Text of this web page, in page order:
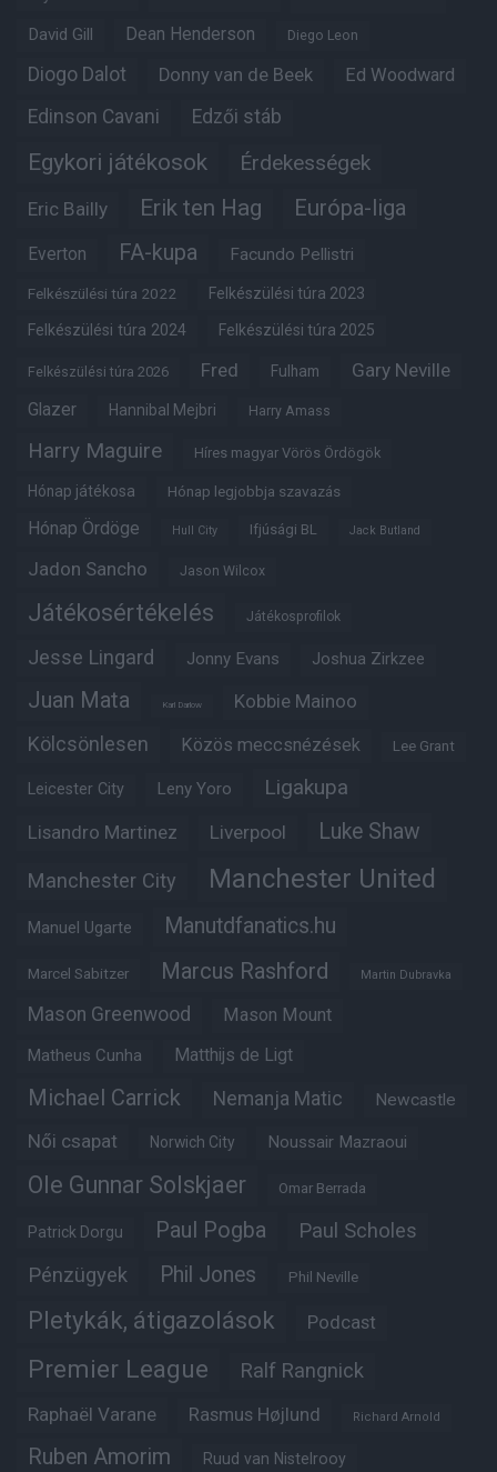
David Gill Dean Henderson Diego Leon
Diogo Dalot Donny van de Beek Ed Woodward
Edinson Cavani Edzői stáb
Egykori játékosok Érdekességek
Eric Bailly Erik ten Hag Európa-liga
Everton FA-kupa Facundo Pellistri
Felkészülési túra 2022 Felkészülési túra 2023
Felkészülési túra 2024 Felkészülési túra 2025
Felkészülési túra 2026 Fred Fulham Gary Neville
Glazer Hannibal Mejbri Harry Amass
Harry Maguire Híres magyar Vörös Ördögök
Hónap játékosa Hónap legjobbja szavazás
Hónap Ördöge Hull City Ifjúsági BL Jack Butland
Jadon Sancho Jason Wilcox
Játékosértékelés Játékosprofilok
Jesse Lingard Jonny Evans Joshua Zirkzee
Juan Mata Karl Darlow Kobbie Mainoo
Kölcsönlesen Közös meccsnézések Lee Grant
Leicester City Leny Yoro Ligakupa
Lisandro Martinez Liverpool Luke Shaw
Manchester City Manchester United
Manuel Ugarte Manutdfanatics.hu
Marcel Sabitzer Marcus Rashford Martin Dubravka
Mason Greenwood Mason Mount
Matheus Cunha Matthijs de Ligt
Michael Carrick Nemanja Matic Newcastle
Női csapat Norwich City Noussair Mazraoui
Ole Gunnar Solskjaer Omar Berrada
Patrick Dorgu Paul Pogba Paul Scholes
Pénzügyek Phil Jones Phil Neville
Pletykák, átigazolások Podcast
Premier League Ralf Rangnick
Raphaël Varane Rasmus Højlund Richard Arnold
Ruben Amorim Ruud van Nistelrooy